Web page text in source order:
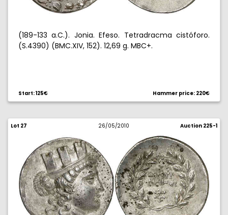
(189-133 a.C.). Jonia. Efeso. Tetradracma cistóforo.
(S.4390) (BMC.XIV, 152). 12,69 g. MBC+.
Start: 125€ Hammer price: 220€
Lot 27 26/05/2010 Auction 225-1